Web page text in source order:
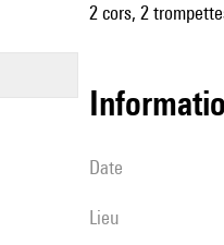
2 cors, 2
date
lieu